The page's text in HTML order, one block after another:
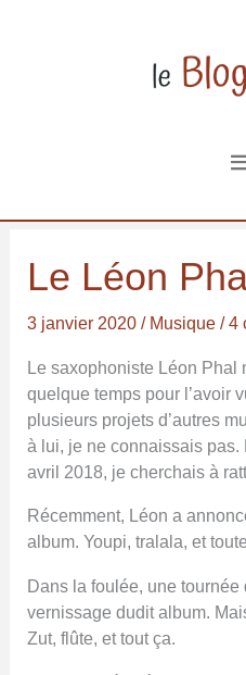
Le Léon
3 janvier 2020/ Musique /4
Le saxophoniste Léon Phal
quelque temps pour l’avoir
plusieurs projets d’autres
à lui, je ne connaissais pas.
avril 2018, je cherchais à
Récemment, Léon a
album. Youpi, tralala, et
Dans la foulée, une tournée
vernissage dudit album.
Zut, flûte, et tout ça.